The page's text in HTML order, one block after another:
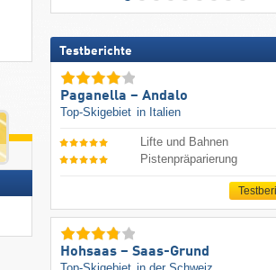
Testberichte
Paganella – Andalo
Top-Skigebiet in Italien
Lifte und Bahnen
Pistenpräparierung
Hohsaas – Saas-Grund